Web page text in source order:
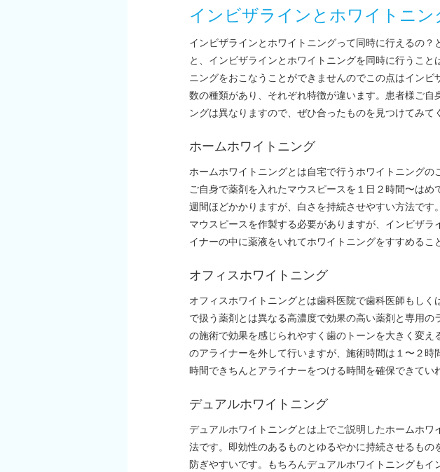
インビザラインとホワイトニ
インビザラインとホワイトニングって同時に行えるの
と、インビザラインとホワイトニングを同時に行うこ
ニングをおこなうことができませんのでこの点はイン
数の種類があり、それぞれ特徴が違います。患者様ご
ングは異なりますので、ぜひ合ったものを見つけてみて
ホームホワイトニング
ホームホワイトニングとは自宅で行うホワイトニング
ご自身で薬剤を入れたマウスピースを１日２時間〜は
週間ほどかかりますが、白さを持続させやすい方法で
マウスピースを作製する必要がありますが、インビザ
イナーの中に薬液をいれてホワイトニングをすすめるこ
オフィスホワイトニング
オフィスホワイトニングとは歯科医院で歯科医師もし
で扱う薬剤とは異なる高濃度で効果の高い薬剤と専用
の施術で効果を感じられやすく歯のトーンを大きく変
のアライナーを外して行いますが、施術時間は１〜２
時間できちんとアライナーをつける時間を確保できてい
デュアルホワイトニング
デュアルホワイトニングとは上でご説明したホームホ
法です。即効性のあるものとゆるやかに持続させるも
防ぎやすいです。もちろんデュアルホワイトニングもイ